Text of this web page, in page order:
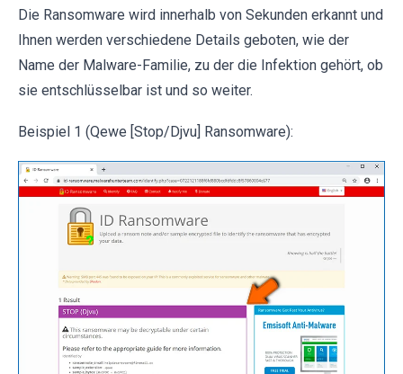
Die Ransomware wird innerhalb von Sekunden erkannt und
Ihnen werden verschiedene Details geboten, wie der
Name der Malware-Familie, zu der die Infektion gehört, ob
sie entschlüsselbar ist und so weiter.
Beispiel 1 (Qewe [Stop/Djvu] Ransomware):